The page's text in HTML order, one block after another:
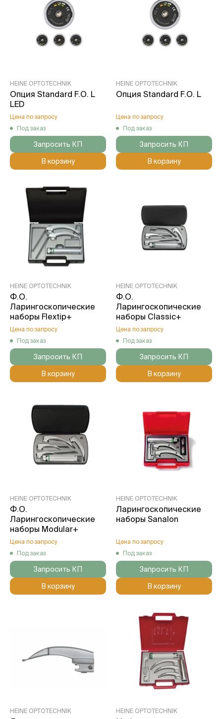
HEINE OPTOTECHNIK
Опция Standard F.O. L
LED
Цена по запросу
Под заказ
Запросить КП
В корзину
HEINE OPTOTECHNIK
Опция Standard F.O. L
Цена по запросу
Под заказ
Запросить КП
В корзину
HEINE OPTOTECHNIK
Ф.О.
Ларингоскопические
наборы Flextip+
Цена по запросу
Под заказ
Запросить КП
В корзину
HEINE OPTOTECHNIK
Ф.О.
Ларингоскопические
наборы Classic+
Цена по запросу
Под заказ
Запросить КП
В корзину
HEINE OPTOTECHNIK
Ф.О.
Ларингоскопические
наборы Modular+
Цена по запросу
Под заказ
Запросить КП
В корзину
HEINE OPTOTECHNIK
Ларингоскопические
наборы Sanalon
Цена по запросу
Под заказ
Запросить КП
В корзину
HEINE OPTOTECHNIK HEINE OPTOTECHNIK